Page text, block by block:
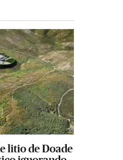
litio de Doade